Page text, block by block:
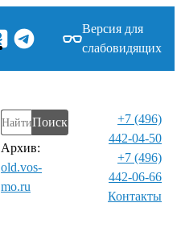
Версия для
слабовидящих
Поиск
Архив:
old.vos-
mo.ru
+7 (496)
442-04-50
+7 (496)
442-06-66
Контакты⁠